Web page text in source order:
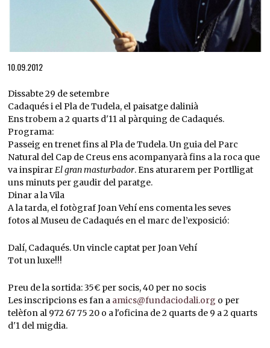
10.09.2012
Dissabte 29 de setembre
Cadaqués i el Pla de Tudela, el paisatge dalinià
Ens trobem a 2 quarts d'11 al pàrquing de Cadaqués.
Programa:
Passeig en trenet fins al Pla de Tudela. Un guia del Parc
Natural del Cap de Creus ens acompanyarà fins a la roca que
va inspirarEl gran masturbador. Ens aturarem per Portlligat
uns minuts per gaudir del paratge.
Dinar a la Vila
A la tarda, el fotògraf Joan Vehí ens comenta les seves
fotos al Museu de Cadaqués en el marc de l’exposició:
Dalí, Cadaqués. Un vincle captat per Joan Vehí
Tot un luxe!!!
Preu de la sortida: 35€ per socis, 40 per no socis
Les inscripcions es fan a amics@fundaciodali.org o per
telèfon al 972 67 75 20 o a l'oficina de 2 quarts de 9 a 2 quarts
d'1 del migdia.